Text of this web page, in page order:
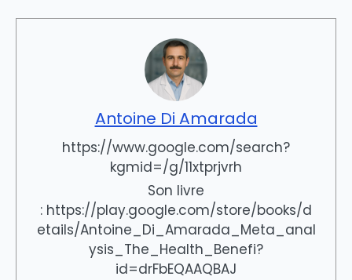
Antoine Di Amarada
https://www.google.com/search?
kgmid=/g/11xtprjvrh
Son livre
: https://play.google.com/store/books/d
etails/Antoine_Di_Amarada_Meta_anal
ysis_The_Health_Benefi?
id=drFbEQAAQBAJ